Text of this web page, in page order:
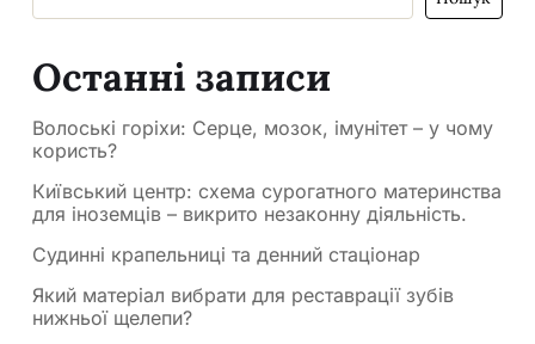
Останні записи
Волоські горіхи: Серце, мозок, імунітет – у чому
користь?
Київський центр: схема сурогатного материнства
для іноземців – викрито незаконну діяльність.
Судинні крапельниці та денний стаціонар
Який матеріал вибрати для реставрації зубів
нижньої щелепи?